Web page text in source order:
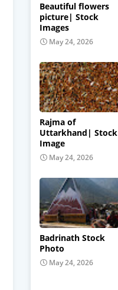
Beautiful flowers
picture| Stock
Images
May 24, 2026
Rajma of
Uttarkhand| Stock
Image
May 24, 2026
Badrinath Stock
Photo
May 24, 2026